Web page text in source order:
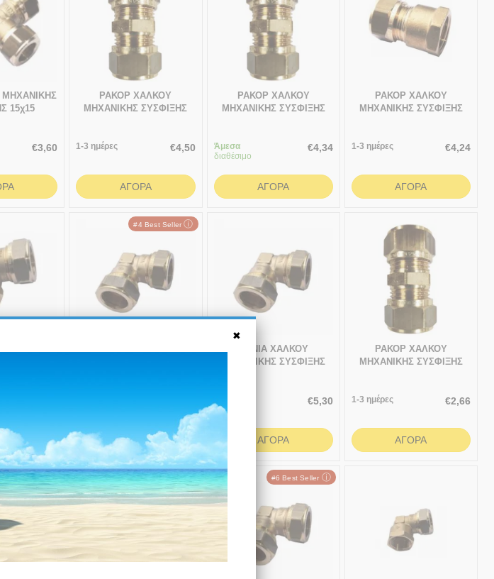
15χ15
€3,60
ΡΑΚΟΡ ΧΑΛΚΟΥ
ΜΗΧΑΝΙΚΗΣ ΣΥΣΦΙΞΗΣ
1-3 ημέρες €4,50
ΑΓΟΡΆ
ΡΑΚΟΡ ΧΑΛΚΟΥ
ΜΗΧΑΝΙΚΗΣ ΣΥΣΦΙΞΗΣ
Άμεσα
διαθέσιμο
€4,34
ΑΓΟΡΆ
ΡΑΚΟΡ ΧΑΛΚΟΥ
ΜΗΧΑΝΙΚΗΣ ΣΥΣΦΙΞΗΣ
1-3 ημέρες €4,24
ΑΓΟΡΆ
#4 Best Sellerⓘ
ΑΓΟΡΆ
ΓΩΝΙΑ ΧΑΛΚΟΥ
ΜΗΧΑΝΙΚΗΣ ΣΥΣΦΙΞΗΣ
διαθέσιμο
€5,30
ΑΓΟΡΆ
ΡΑΚΟΡ ΧΑΛΚΟΥ
ΜΗΧΑΝΙΚΗΣ ΣΥΣΦΙΞΗΣ
1-3 ημέρες €2,66
ΑΓΟΡΆ
#6 Best Seller ⓘ